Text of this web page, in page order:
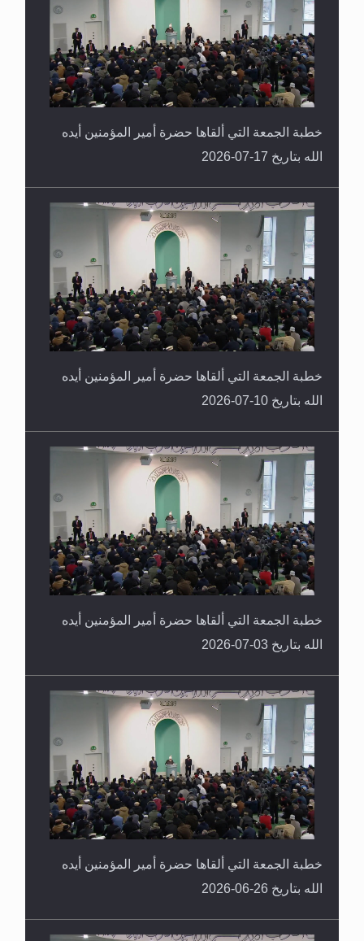
خطبة الجمعة التي ألقاها حضرة أمير المؤمنين أيده
الله بتاريخ 17-07-2026
خطبة الجمعة التي ألقاها حضرة أمير المؤمنين أيده
الله بتاريخ 10-07-2026
خطبة الجمعة التي ألقاها حضرة أمير المؤمنين أيده
الله بتاريخ 03-07-2026
خطبة الجمعة التي ألقاها حضرة أمير المؤمنين أيده
الله بتاريخ 26-06-2026